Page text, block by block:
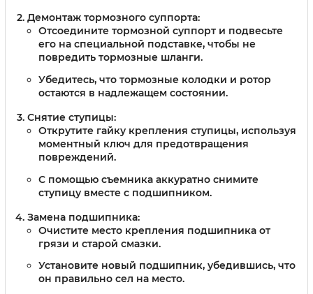
Демонтаж тормозного суппорта:
Отсоедините тормозной суппорт и подвесьте
его на специальной подставке, чтобы не
повредить тормозные шланги.
Убедитесь, что тормозные колодки и ротор
остаются в надлежащем состоянии.
Снятие ступицы:
Открутите гайку крепления ступицы, используя
моментный ключ для предотвращения
повреждений.
С помощью съемника аккуратно снимите
ступицу вместе с подшипником.
Замена подшипника:
Очистите место крепления подшипника от
грязи и старой смазки.
Установите новый подшипник, убедившись, что
он правильно сел на место.